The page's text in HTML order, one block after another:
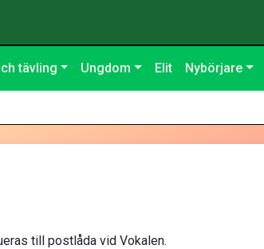
tävling Ungdom Elit Nybörjare
till postlåda vid Vokalen.